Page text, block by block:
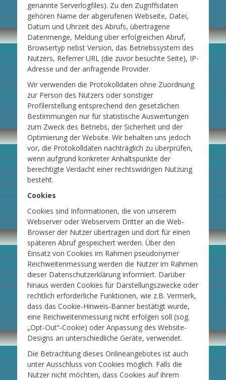
genannte Serverlogfiles). Zu den Zugriffsdaten
gehören Name der abgerufenen Webseite, Datei,
Datum und Uhrzeit des Abrufs, übertragene
Datenmenge, Meldung über erfolgreichen Abruf,
Browsertyp nebst Version, das Betriebssystem des
Nutzers, Referrer URL (die zuvor besuchte Seite), IP-
Adresse und der anfragende Provider.
Wir verwenden die Protokolldaten ohne Zuordnung
zur Person des Nutzers oder sonstiger
Profilerstellung entsprechend den gesetzlichen
Bestimmungen nur für statistische Auswertungen
zum Zweck des Betriebs, der Sicherheit und der
Optimierung der Website. Wir behalten uns jedoch
vor, die Protokolldaten nachträglich zu überprüfen,
wenn aufgrund konkreter Anhaltspunkte der
berechtigte Verdacht einer rechtswidrigen Nutzung
besteht.
Cookies
Cookies sind Informationen, die von unserem
Webserver oder Webservern Dritter an die Web-
Browser der Nutzer übertragen und dort für einen
späteren Abruf gespeichert werden. Über den
Einsatz von Cookies im Rahmen pseudonymer
Reichweitenmessung werden die Nutzer im Rahmen
dieser Datenschutzerklärung informiert. Darüber
hinaus werden Cookies für Darstellungszwecke oder
rechtlich erforderliche Funktionen, wie z.B. Vermerk,
dass das Cookie-Hinweis-Banner bestätigt wurde,
eine Reichweitenmessung nicht erfolgen soll (sog.
„Opt-Out“-Cookie) oder Anpassung des Website-
Designs an unterschiedliche Geräte, verwendet.
Die Betrachtung dieses Onlineangebotes ist auch
unter Ausschluss von Cookies möglich. Falls die
Nutzer nicht möchten, dass Cookies auf ihrem